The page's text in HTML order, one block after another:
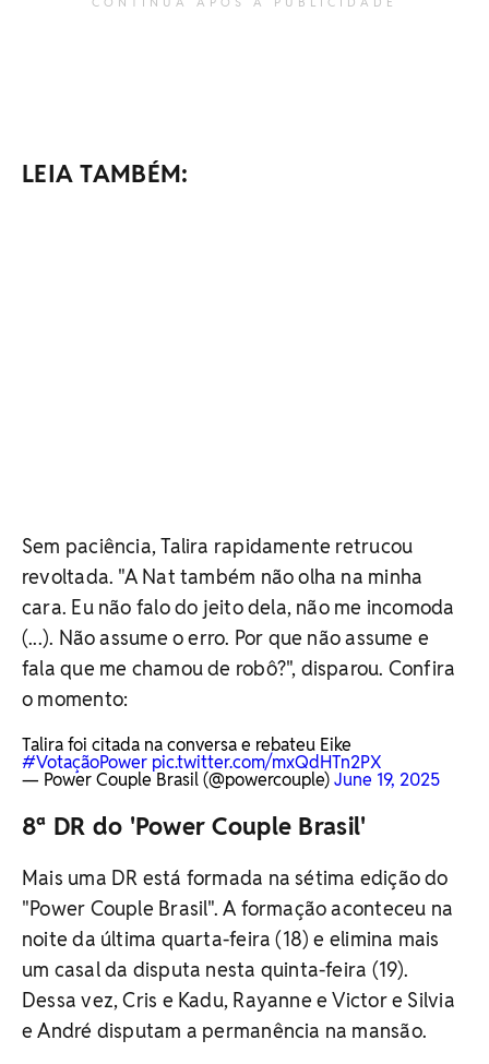
LEIA TAMBÉM:
Sem paciência, Talira rapidamente retrucou
revoltada. "A Nat também não olha na minha
cara. Eu não falo do jeito dela, não me incomoda
(...). Não assume o erro. Por que não assume e
fala que me chamou de robô?", disparou. Confira
o momento:
Talira foi citada na conversa e rebateu Eike
#VotaçãoPower pic.twitter.com/mxQdHTn2PX
— Power Couple Brasil (@powercouple)June 19, 2025
8ª DR do 'Power Couple Brasil'
Mais uma DR está formada na sétima edição do
"Power Couple Brasil". A formação aconteceu na
noite da última quarta-feira (18) e elimina mais
um casal da disputa nesta quinta-feira (19).
Dessa vez, Cris e Kadu, Rayanne e Victor e Silvia
e André disputam a permanência na mansão.